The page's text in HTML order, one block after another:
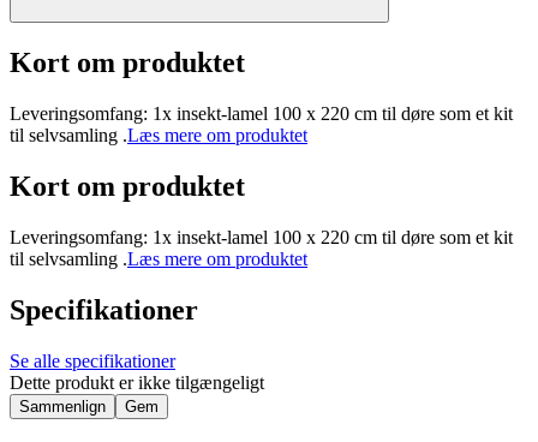
Kort om produktet
Leveringsomfang: 1x insekt-lamel 100 x 220 cm til døre som et kit
til selvsamling .Læs mere om produktet
Kort om produktet
Leveringsomfang: 1x insekt-lamel 100 x 220 cm til døre som et kit
til selvsamling .Læs mere om produktet
Specifikationer
Se alle specifikationer
Dette produkt er ikke tilgængeligt
Sammenlign Gem